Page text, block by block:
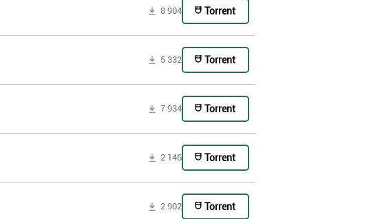
8 904 Torrent
5 332 Torrent
7 934 Torrent
2 146 Torrent
2 902 Torrent